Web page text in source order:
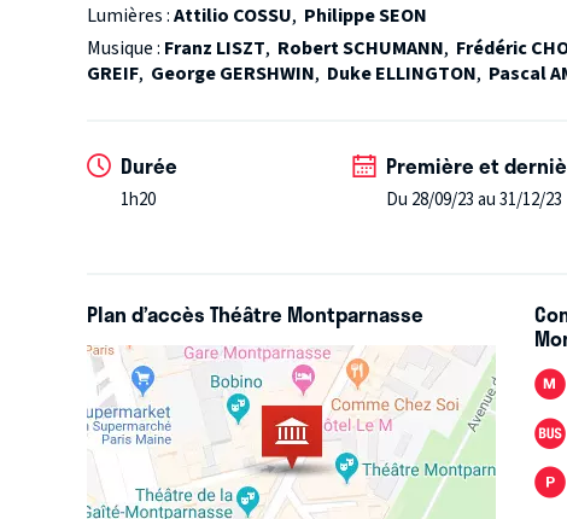
Pianiste de renommée internationale, Pascal
spirituels de Cziffra» lui rend ici un vibrant hommage.
"Brillant"- Direct matin
"Humour et émotion"
Lumières :Attilio COSSU, Philippe SEON
Musique : Franz LISZT, Robert SCHUMANN, Frédéric
GREIF, George GERSHWIN, Duke ELLINGTON, Pascal
Durée
1h20
Première et
Du 28/09/23 au 31/12/23
Plan d’accès Théâtre Montparnasse